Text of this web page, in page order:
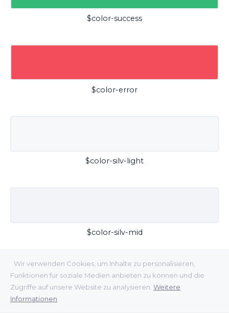
Wir verwenden Cookies, um Inhalte zu personalisieren,
Funktionen für soziale Medien anbieten zu können und die
Zugriffe auf unsere Website zu analysieren. Weitere
Informationen
$color-success
$color-error
$color-silv-light
$color-silv-mid